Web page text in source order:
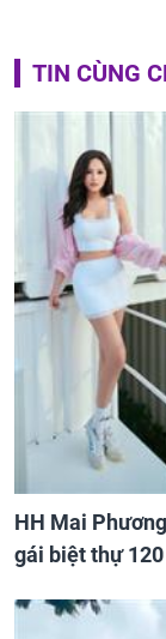
TIN CÙNG
HH Mai
gái biệt thự